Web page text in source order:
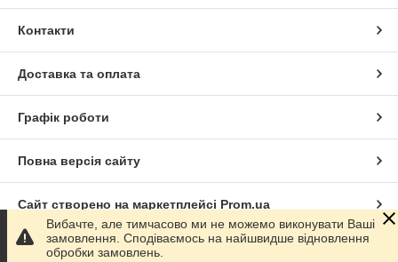
Контакти
Доставка та оплата
Графік роботи
Повна версія сайту
Сайт створено на маркетплейсі Prom.ua
Політика конфіденційності
Вибачте, але тимчасово ми не можемо виконувати Ваші
замовлення. Сподіваємось на найшвидше відновлення
обробки замовлень.